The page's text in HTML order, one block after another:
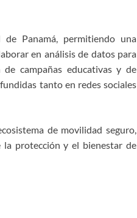
Panamá, permitiendo una
en análisis de datos para
campañas educativas y de
tanto en redes sociales
de movilidad seguro,
la protección y el bienestar de